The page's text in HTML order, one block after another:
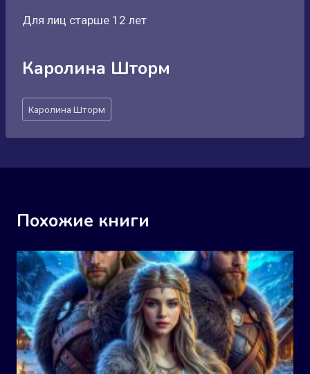
Для лиц старше 12 лет
Каролина Шторм
Метки
записи:
Каролина Шторм
Похожие книги